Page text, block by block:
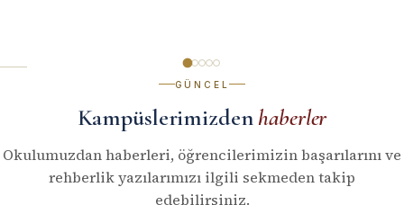
TANI
ANTALYA
Muratpaşa
KAMPÜSÜ
TANI
→
Özlüce
KAMPÜSÜ
→
GÜNCEL
Kampüslerimizdenhaberler
Okulumuzdan haberleri, öğrencilerimizin başarılarını ve
rehberlik yazılarımızı ilgili sekmeden takip
edebilirsiniz.